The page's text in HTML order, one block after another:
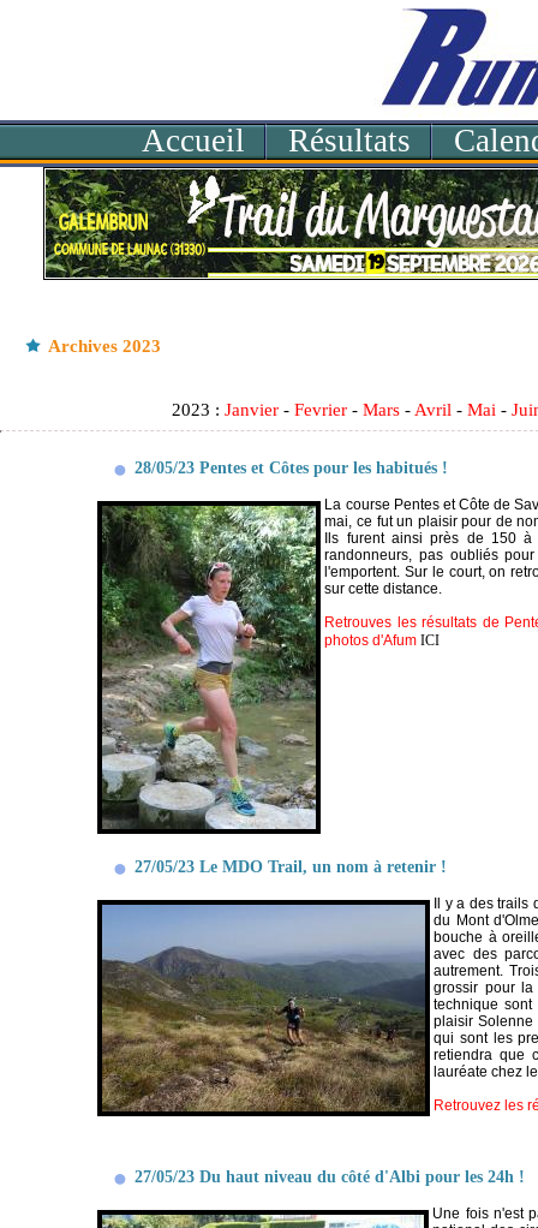
Accueil Résultats
Archives 2023
2023 :Janvier -Fevrier -Mars - Avril -Mai -
28/05/23 Pentes et Côtes pour les habitués !
La course Pentes et Côte de
mai, ce fut un plaisir pour de
Ils furent ainsi près de 150
randonneurs, pas oubliés
l'emportent. Sur le court, on
sur cette distance.
Retrouves les résultats de
photos d'AfumICI
27/05/23 Le MDO Trail, un nom à retenir !
Il y a des
du Mont
bouche à
avec des
autrement.
grossir pour
technique
plaisir Solenne
qui sont les
retiendra que
lauréate chez
Retrouvez les
27/05/23 Du haut niveau du côté d'Albi pour les 24h !
Une fois n'est